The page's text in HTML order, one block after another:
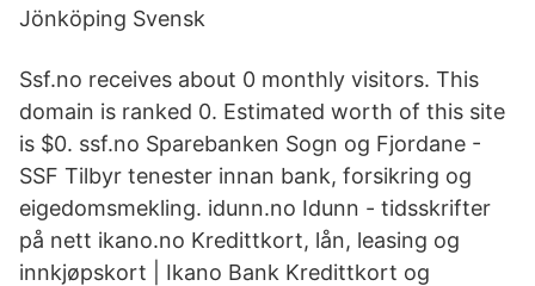
Jönköping Svensk
Ssf.no receives about 0 monthly visitors. This
domain is ranked 0. Estimated worth of this site
is $0. ssf.no Sparebanken Sogn og Fjordane -
SSF Tilbyr tenester innan bank, forsikring og
eigedomsmekling. idunn.no Idunn - tidsskrifter
på nett ikano.no Kredittkort, lån, leasing og
innkjøpskort | Ikano Bank Kredittkort og